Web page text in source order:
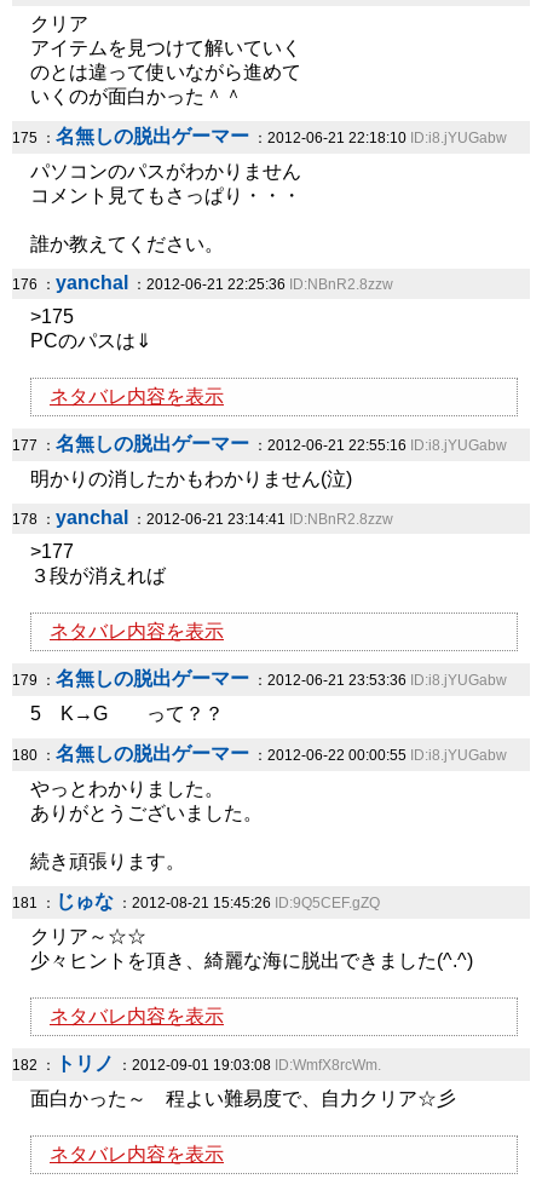
クリア
アイテムを見つけて解いていく
のとは違って使いながら進めて
いくのが面白かった＾＾
175 ： 名無しの脱出ゲーマー ：2012-06-21 22:18:10 ID:i8.jYUGabw
パソコンのパスがわかりません
コメント見てもさっぱり・・・
誰か教えてください。
176 ： yanchal ：2012-06-21 22:25:36 ID:NBnR2.8zzw
>175
PCのパスは⇓
ネタバレ内容を表示
177 ： 名無しの脱出ゲーマー ：2012-06-21 22:55:16 ID:i8.jYUGabw
明かりの消したかもわかりません(泣)
178 ： yanchal ：2012-06-21 23:14:41 ID:NBnR2.8zzw
>177
３段が消えれば
ネタバレ内容を表示
179 ： 名無しの脱出ゲーマー ：2012-06-21 23:53:36 ID:i8.jYUGabw
5 K→G って？？
180 ： 名無しの脱出ゲーマー ：2012-06-22 00:00:55 ID:i8.jYUGabw
やっとわかりました。
ありがとうございました。
続き頑張ります。
181 ： じゅな ：2012-08-21 15:45:26 ID:9Q5CEF.gZQ
クリア～☆☆
少々ヒントを頂き、綺麗な海に脱出できました(^.^)
ネタバレ内容を表示
182 ： トリノ ：2012-09-01 19:03:08 ID:WmfX8rcWm.
面白かった～ 程よい難易度で、自力クリア☆彡
ネタバレ内容を表示